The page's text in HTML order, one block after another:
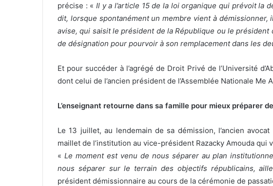
précise : « Il y a l’article 15 de la loi organique qui prévoit la
dit, lorsque spontanément un membre vient à
avise, qui saisit le président de la République ou le président
de désignation pour pourvoir à son remplacement dans les
Et pour succéder à l’agrégé de Droit Privé de l’Université
dont celui de l’ancien président de l’Assemblée Nationale Me
L’enseignant retourne dans sa famille pour mieux préparer
Le 13 juillet, au lendemain de sa démission, l’ancien
maillet de l’institution au vice-président Razacky Amouda qui
« Le moment est venu de nous séparer au plan
nous séparer sur le terrain des objectifs républicains,
président démissionnaire au cours de la cérémonie de